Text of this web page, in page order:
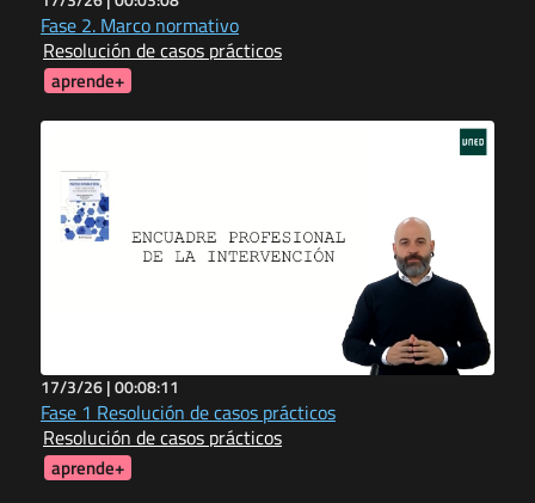
Fase 2. Marco normativo
Resolución de casos prácticos
aprende+
17/3/26 |00:08:11
Fase 1 Resolución de casos prácticos
Resolución de casos prácticos
aprende+